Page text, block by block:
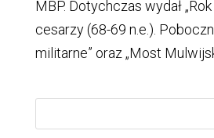
MBP. Dotychczas wydał
cesarzy (68-69 n.e.).
militarne” oraz „Most